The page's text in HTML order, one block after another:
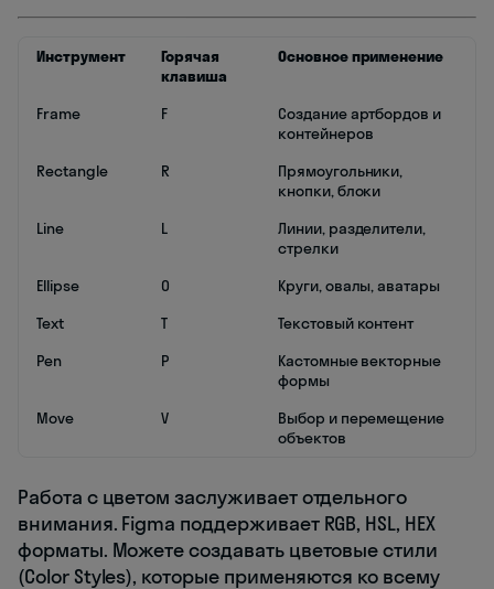
Инструмент
Горячая
клавиша
Основное применение
Frame F
Создание артбордов и
контейнеров
Rectangle
R
Прямоугольники,
кнопки, блоки
Line
L
Линии, разделители,
стрелки
Ellipse
O
Круги, овалы, аватары
Text
T
Текстовый контент
Pen
P
Кастомные векторные
формы
Move
V
Выбор и перемещение
объектов
Работа с цветом заслуживает отдельного
внимания. Figma поддерживает RGB, HSL, HEX
форматы. Можете создавать цветовые стили
(Color Styles), которые применяются ко всему